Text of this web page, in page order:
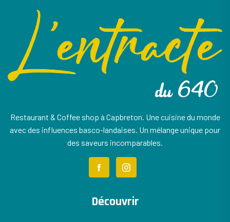
Restaurant & Coffee shop à Capbreton. Une cuisine du monde
avec des influences basco-landaises. Un mélange unique pour
des saveurs incomparables.
Découvrir